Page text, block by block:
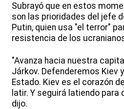
Subrayó que en estos
son las prioridades del jefe
Putin, quien usa "el terror"
resistencia de los
"Avanza hacia nuestra
Járkov. Defenderemos Kiev
Estado. Kiev es el corazón
latir. Y seguirá latiendo para
dijo.